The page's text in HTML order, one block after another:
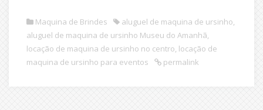
Maquina de Brindes aluguel de maquina de ursinho,
aluguel de maquina de ursinho Museu do Amanhã,
locação de maquina de ursinho no centro, locação de
maquina de ursinho para eventos
permalink